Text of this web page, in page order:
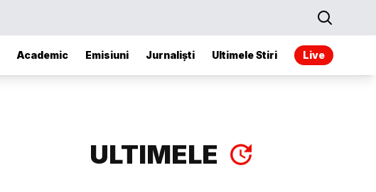
Academic Emisiuni Jurnaliști Ultimele Stiri Live
ULTIMELE